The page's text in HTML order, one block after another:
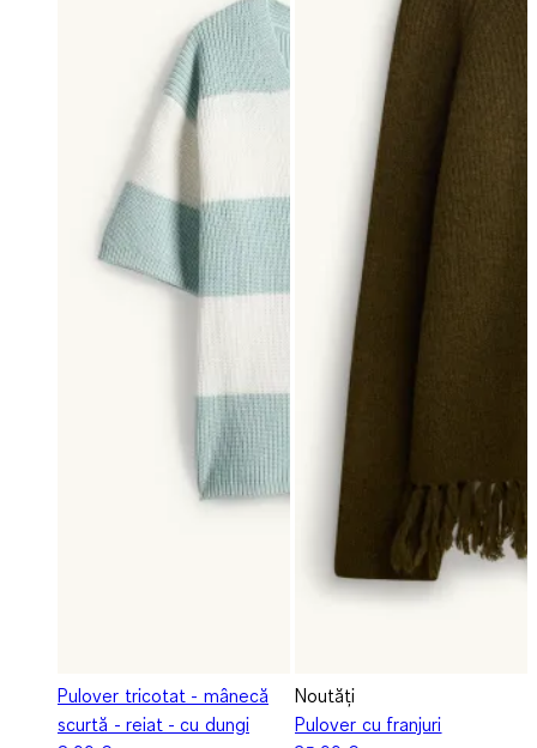
Pulover tricotat - mânecă
scurtă - reiat - cu dungi
Noutăți
Pulover cu franjuri